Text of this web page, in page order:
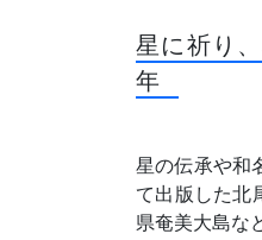
星に祈り
年
星の伝承や和
て出版した北
県奄美大島な